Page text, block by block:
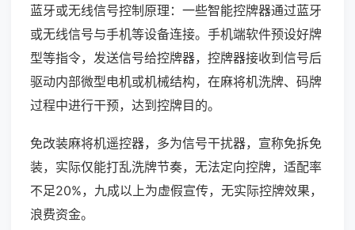
蓝牙或无线信号控制原理：一些智能控牌器通过蓝牙
或无线信号与手机等设备连接。手机端软件预设好牌
型等指令，发送信号给控牌器，控牌器接收到信号后
驱动内部微型电机或机械结构，在麻将机洗牌、码牌
过程中进行干预，达到控牌目的。
免改装麻将机遥控器，多为信号干扰器，宣称免拆免
装，实际仅能打乱洗牌节奏，无法定向控牌，适配率
不足20%，九成以上为虚假宣传，无实际控牌效果，
浪费资金。